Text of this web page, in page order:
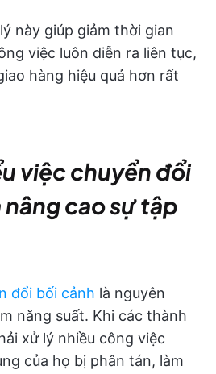
này giúp giảm thời gian
việc luôn diễn ra liên tục,
hàng hiệu quả hơn rất
việc chuyển đổi
cao sự tập
đổi bối cảnh là nguyên
năng suất. Khi các thành
xử lý nhiều công việc
của họ bị phân tán, làm